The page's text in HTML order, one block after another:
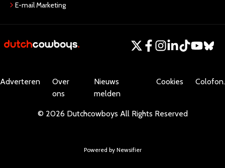
E-mail Marketing
Adverteren
Over
ons
Nieuws
melden
Cookies Colofon.
© 2026 Dutchcowboys All Rights Reserved
Powered by Newsifier